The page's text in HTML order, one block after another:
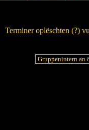
Terminer oplëschten (?)